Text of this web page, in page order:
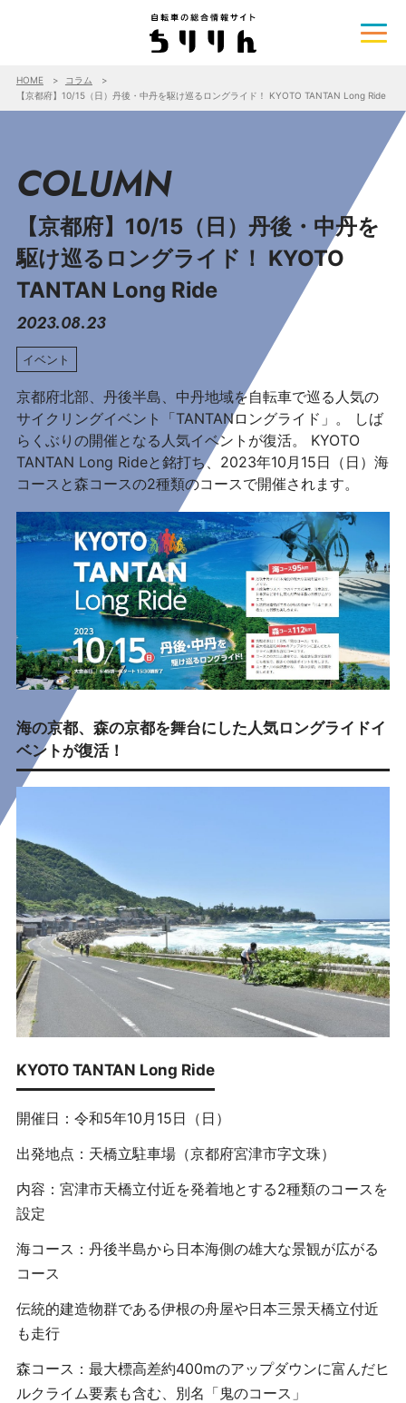
HOME
コラム
【京都府】10/15（日）丹後・中丹を駆け巡るロングライド！ KYOTO TANTAN Long Ride
COLUMN
【京都府】10/15（日）丹後・中丹を
駆け巡るロングライド！ KYOTO
TANTAN Long Ride
2023.08.23
イベント
京都府北部、丹後半島、中丹地域を自転車で巡る人気の
サイクリングイベント「TANTANロングライド」。 しば
らくぶりの開催となる人気イベントが復活。 KYOTO
TANTAN Long Rideと銘打ち、2023年10月15日（日）海
コースと森コースの2種類のコースで開催されます。
海の京都、森の京都を舞台にした人気ロングライドイ
ベントが復活！
KYOTO TANTAN Long Ride
開催日：令和5年10月15日（日）
出発地点：天橋立駐車場（京都府宮津市字文珠）
内容：宮津市天橋立付近を発着地とする2種類のコースを
設定
海コース：丹後半島から日本海側の雄大な景観が広がる
コース
伝統的建造物群である伊根の舟屋や日本三景天橋立付近
も走行
森コース：最大標高差約400mのアップダウンに富んだヒ
ルクライム要素も含む、別名「鬼のコース」